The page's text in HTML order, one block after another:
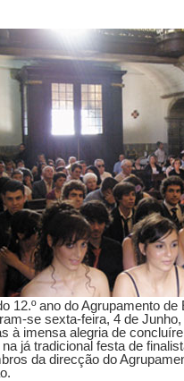
12.º ano do Agrupamento
se sexta-feira, 4 de
à imensa alegria de
já tradicional festa de
da direcção do